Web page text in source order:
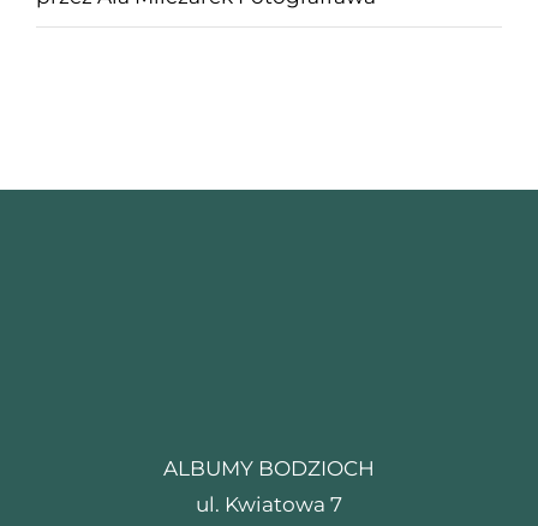
na 5
ALBUMY BODZIOCH
ul. Kwiatowa 7